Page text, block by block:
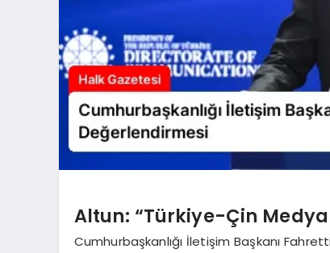
Altun: “Türkiye-Çin
Cumhurbaşkanlığı İletişim Başkanı